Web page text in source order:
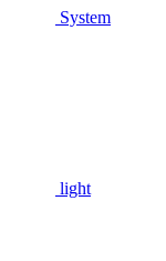
System
light